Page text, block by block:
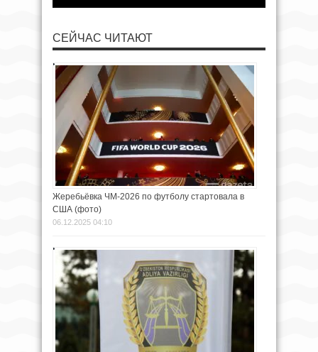
СЕЙЧАС ЧИТАЮТ
Жеребьёвка ЧМ-2026 по футболу стартовала в
США (фото)
06.12.2025 04:10